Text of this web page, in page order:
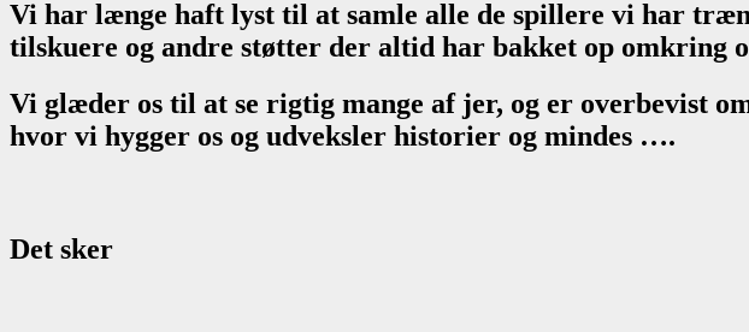
Vi har længe haft lyst til at samle alle de spillere vi har
tilskuere og andre støtter der altid har bakket op omkring
Vi glæder os til at se rigtig mange af jer, og er overbevist
hvor vi hygger os og udveksler historier og mindes ….
Det sker